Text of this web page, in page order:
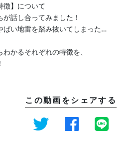
徴】について
話し合ってみました！
ばい地雷を踏み抜いてしまった…
かるそれぞれの特徴を、
この動画をシェアする